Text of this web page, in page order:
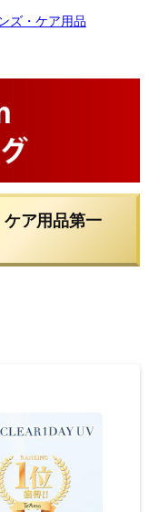
ズ・ケア用品
ア用品第一